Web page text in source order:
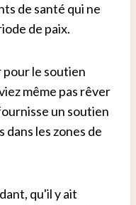
de santé qui ne
de paix.
le soutien
même pas rêver
un soutien
les zones de
qu'il y ait